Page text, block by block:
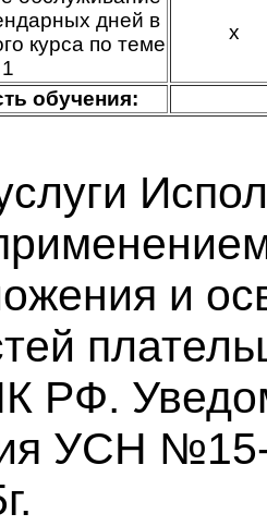
дней в
курса по теме
х
обучения:
и
РФ.
УСН